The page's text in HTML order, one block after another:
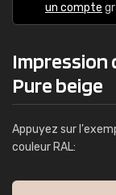
un compte
Impression
Pure beige
Appuyez sur
couleur RAL: